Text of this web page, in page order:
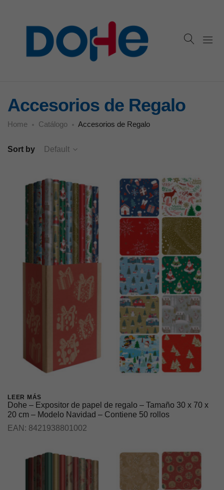
Accesorios de Regalo
Home Catálogo Accesorios de Regalo
Sort by Default
LEER MÁS
Dohe – Expositor de papel de regalo – Tamaño 30 x 70 x
20 cm – Modelo Navidad – Contiene 50 rollos
EAN: 8421938801002